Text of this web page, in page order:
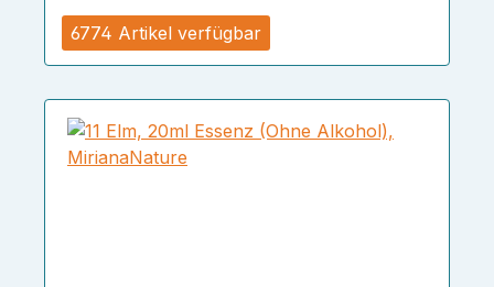
6774 Artikel verfügbar